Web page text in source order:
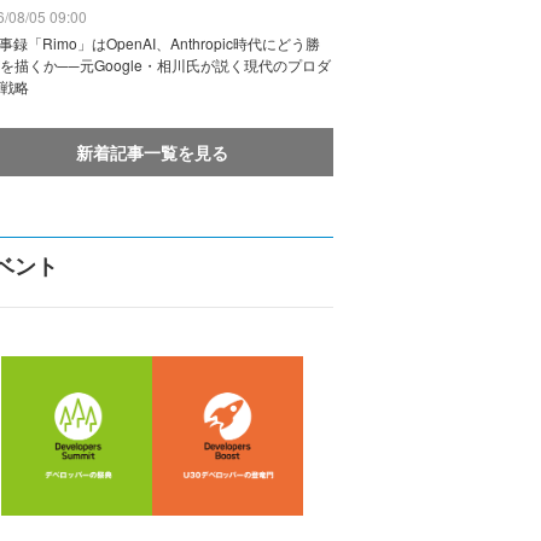
08/05 09:00
録「Rimo」はOpenAI、Anthropic時代にどう勝
描くか──元Google・相川氏が説く現代のプロダ
略
新着記事一覧を見る
ント